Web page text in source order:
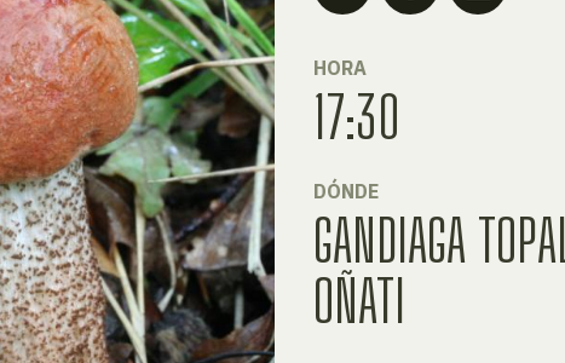
HORA
17:30
DÓNDE
GANDIAGA
OÑATI